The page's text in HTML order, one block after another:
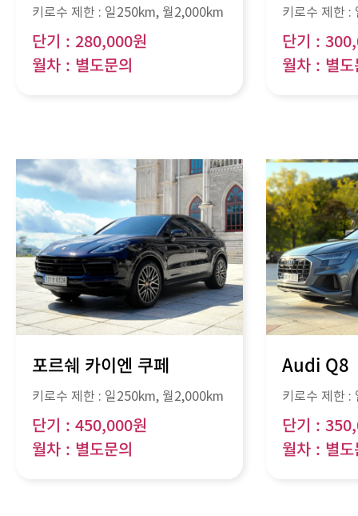
키로수 제한 : 일250km, 월2,000km
단기 : 280,000원
월차 : 별도문의
키로수 제한 :
단기 :
월차 : 별
포르쉐 카이엔 쿠페
키로수 제한 : 일250km, 월2,000km
단기 : 450,000원
월차 : 별도문의
Audi Q8
키로수 제한 :
단기 :
월차 : 별